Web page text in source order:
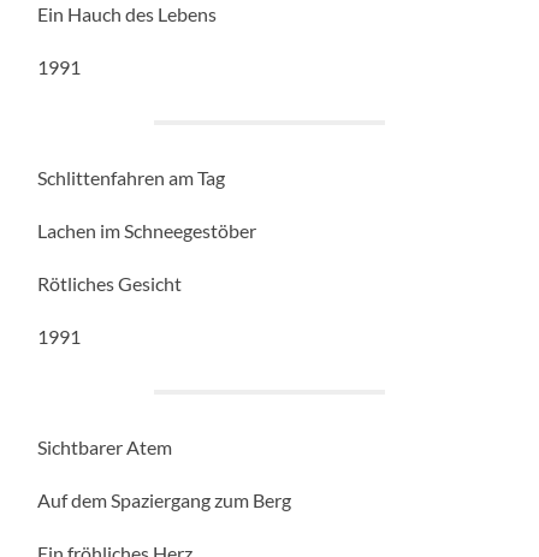
Ein Hauch des Lebens
1991
Schlittenfahren am Tag
Lachen im Schneegestöber
Rötliches Gesicht
1991
Sichtbarer Atem
Auf dem Spaziergang zum Berg
Ein fröhliches Herz